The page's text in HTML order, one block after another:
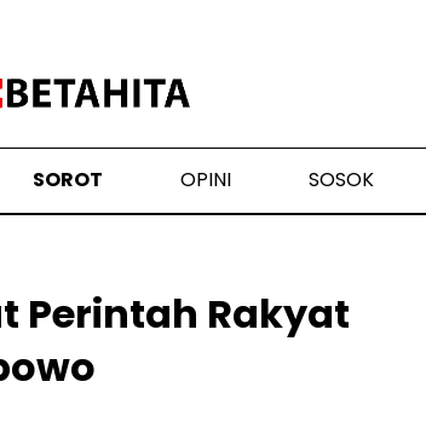
SOROT OPINI SOSOK
Perintah Rakyat